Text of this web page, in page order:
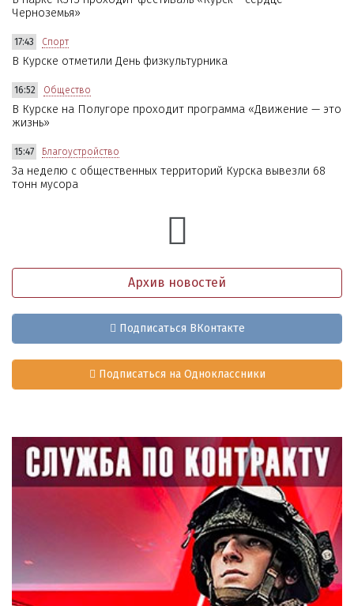
Черноземья»
17:43 Спорт
В Курске отметили День физкультурника
16:52 Общество
В Курске на Полугоре проходит программа «Движение — это
жизнь»
15:47 Благоустройство
За неделю с общественных территорий Курска вывезли 68
тонн мусора
Архив новостей
Подписаться ВКонтакте
Подписаться на Одноклассники